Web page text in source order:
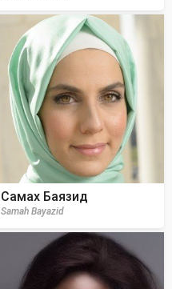
Самах Баязид
Samah Bayazid